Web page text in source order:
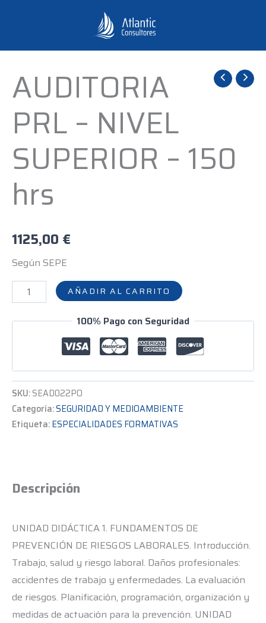
AUDITORIA
PRL – NIVEL
SUPERIOR – 150
hrs
1125,00 €
Según SEPE
AUDITORIA
PRL
NIVEL
SUPERIOR
-
150
hrs
AÑADIR AL CARRITO
100% Pago con Seguridad
SKU:SEAD022PO
Categoría:SEGURIDAD Y MEDIOAMBIENTE
Etiqueta:ESPECIALIDADES FORMATIVAS
Descripción
UNIDAD DIDÁCTICA 1. FUNDAMENTOS DE
PREVENCIÓN DE RIESGOS LABORALES. Introducción.
Trabajo, salud y riesgo laboral. Daños profesionales:
accidentes de trabajo y enfermedades. La evaluación
de riesgos. Planificación, programación, organización y
medidas de actuación para la prevención. UNIDAD